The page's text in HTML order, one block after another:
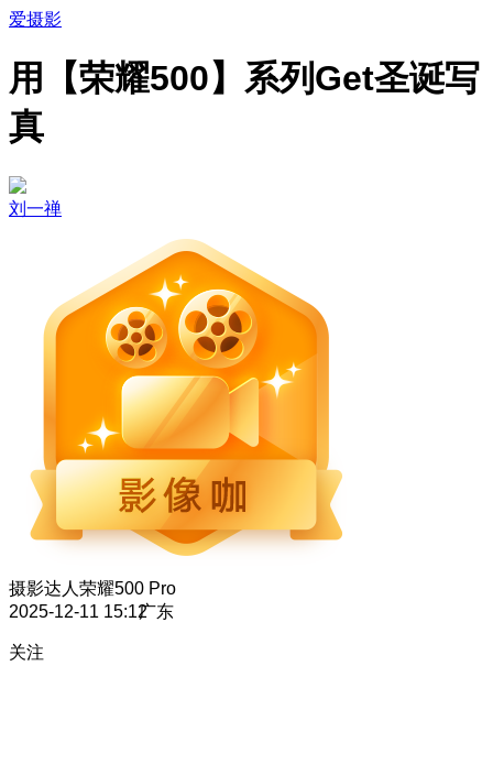
爱摄影
用【荣耀500】系列Get圣诞写
真
刘一禅
摄影达人 荣耀500 Pro
2025-12-11 15:12广东
关注